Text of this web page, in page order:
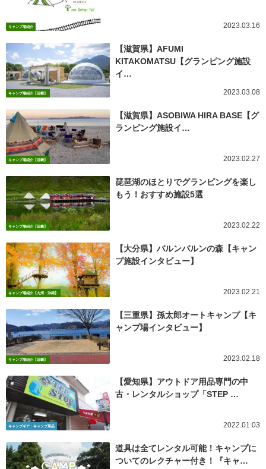
キャンプ場紹介 2023.03.16
キャンプ場紹介【近畿】
【滋賀県】AFUMI
KITAKOMATSU【グランピング施設
イ…
2023.03.08
キャンプ場紹介【近畿】
【滋賀県】ASOBIWA HIRA BASE【グ
ランピング施設イ…
2023.02.27
キャンプ場紹介【近畿】
琵琶湖のほとりでグランピングを楽し
もう！おすすめ施設5選
2023.02.22
キャンプ場紹介【九州・沖縄】
【大分県】バルンバルンの森【キャン
プ施設インタビュー】
2023.02.21
キャンプ場紹介【近畿】
【三重県】孫太郎オートキャンプ【キ
ャンプ場インタビュー】
2023.02.18
キャンプギア・キャンプ用品
【愛知県】アウトドア用品専門の中
古・レンタルショップ「STEP …
2022.01.03
道具は全てレンタル可能！キャンプに
ついてのレクチャー付き！『キャ…